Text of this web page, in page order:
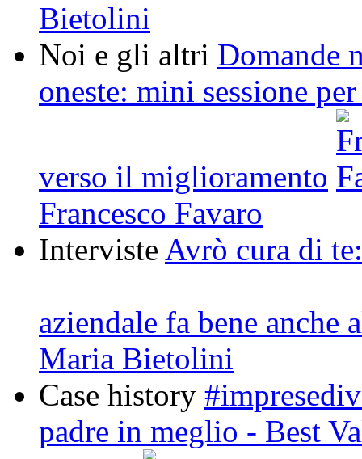
Bietolini
Noi e gli altri Domande
oneste: mini sessione
verso il miglioramento
Francesco Favaro
Interviste Avrò cura di
aziendale fa bene anche
Maria Bietolini
Case history
padre in meglio - Best